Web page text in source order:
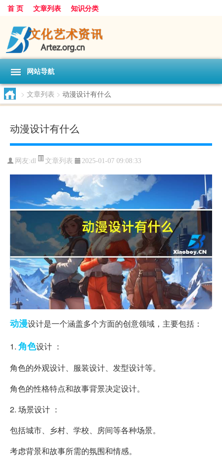
首 页 文章列表 知识分类
网站导航
> 文章列表 > 动漫设计有什么
动漫设计有什么
网友:dl 文章列表 2025-01-07 09:08:33
动漫设计是一个涵盖多个方面的创意领域，主要包括：
1. 角色设计 ：
角色的外观设计、服装设计、发型设计等。
角色的性格特点和故事背景决定设计。
2. 场景设计 ：
包括城市、乡村、学校、房间等各种场景。
考虑背景和故事所需的氛围和情感。